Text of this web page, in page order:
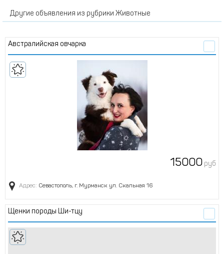
Другие объявления из рубрики Животные
австралийская овчарка
15000 руб
Адрес: Севастополь, г. Мурманск ул. Скальная 16
Щенки породы Ши-тцу